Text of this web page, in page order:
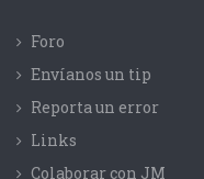
Foro
Envíanos un tip
Reporta un error
Links
Colaborar con JM